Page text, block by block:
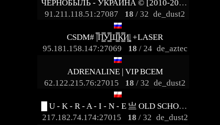
ЧЕРНОБЫЛЬ - УКРАИНА © [2010-2026]
91.211.118.51:27087
18 / 32 de_dust2
CSDM# |̿П͇̿У͇̿Ш͇̿К͇̿И͇| +LASER
95.181.158.147:27069
18 / 24 de_aztec
ADRENALINE | VIP ВСЕМ
62.122.215.76:27015
18 / 32 de_dust2
█ U - K - R - A - I - N - E 亗 OLD SCHOOL █
217.182.74.174:27015
18 / 32 de_dust2